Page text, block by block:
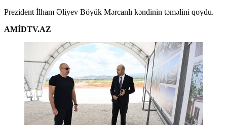
Prezident İlham Əliyev Böyük Mərcanlı kəndinin təməlini qoydu.
AMİDTV.AZ